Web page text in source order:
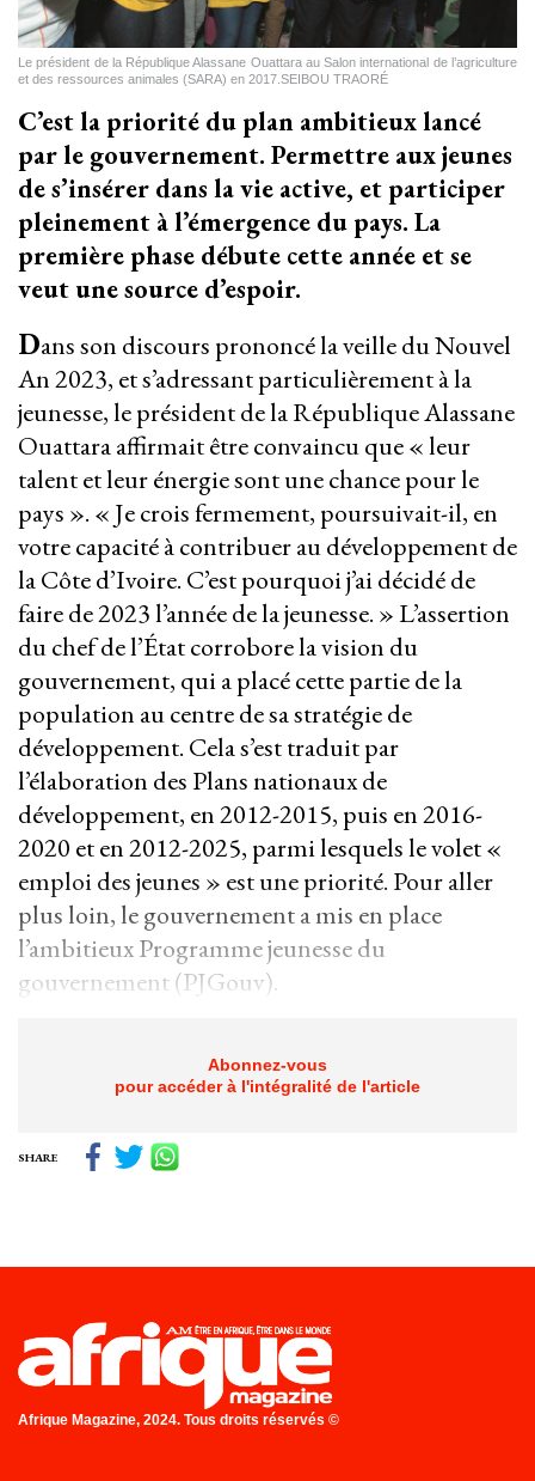
Le président de la République Alassane Ouattara au Salon international de l’agriculture
et des ressources animales (SARA) en 2017.SEIBOU TRAORÉ
C’est la priorité du plan ambitieux lancé
par le gouvernement. Permettre aux jeunes
de s’insérer dans la vie active, et participer
pleinement à l’émergence du pays. La
première phase débute cette année et se
veut une source d’espoir.
Dans son discours prononcé la veille du Nouvel
An 2023, et s’adressant particulièrement à la
jeunesse, le président de la République Alassane
Ouattara affirmait être convaincu que « leur
talent et leur énergie sont une chance pour le
pays ». « Je crois fermement, poursuivait-il, en
votre capacité à contribuer au développement de
la Côte d’Ivoire. C’est pourquoi j’ai décidé de
faire de 2023 l’année de la jeunesse. » L’assertion
du chef de l’État corrobore la vision du
gouvernement, qui a placé cette partie de la
population au centre de sa stratégie de
développement. Cela s’est traduit par
l’élaboration des Plans nationaux de
développement, en 2012-2015, puis en 2016-
2020 et en 2012-2025, parmi lesquels le volet «
emploi des jeunes » est une priorité. Pour aller
plus loin, le gouvernement a mis en place
l’ambitieux Programme jeunesse du
gouvernement (PJGouv).
Abonnez-vous
pour accéder à l'intégralité de l'article
SHARE
Afrique Magazine, 2024. Tous droits réservés ©